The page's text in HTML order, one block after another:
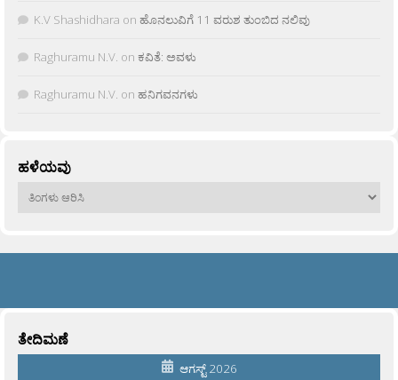
K.V Shashidhara on ಹೊನಲುವಿಗೆ 11 ವರುಶ ತುಂಬಿದ ನಲಿವು
Raghuramu N.V. on ಕವಿತೆ: ಅವಳು
Raghuramu N.V. on ಹನಿಗವನಗಳು
ಹಳೆಯವು
ಹಳೆಯವು
ತೇದಿಮಣೆ
ಆಗಸ್ಟ್ 2026